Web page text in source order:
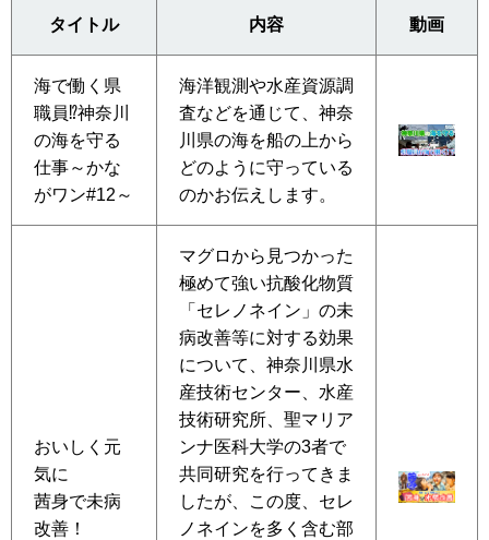
タイトル 内容 動画
海で働く県
職員⁉神奈川
の海を守る
仕事～かな
がワン#12～
海洋観測や水産資源調
査などを通じて、神奈
川県の海を船の上から
どのように守っている
のかお伝えします。
おいしく元
気に
茜身で未病
改善！
マグロから見つかった
極めて強い抗酸化物質
「セレノネイン」の未
病改善等に対する効果
について、神奈川県水
産技術センター、水産
技術研究所、聖マリア
ンナ医科大学の3者で
共同研究を行ってきま
したが、この度、セレ
ノネインを多く含む部